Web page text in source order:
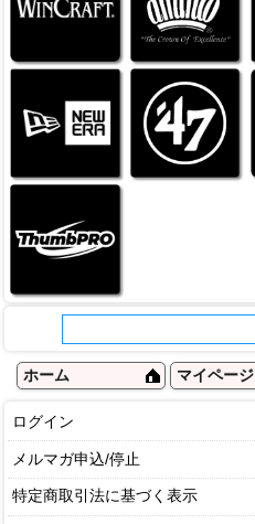
ホーム マイページ
ログイン
メルマガ申込/停止
特定商取引法に基づく表示